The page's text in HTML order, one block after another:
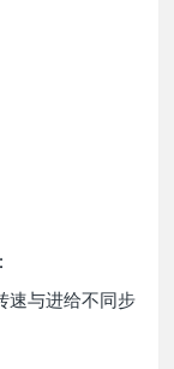
速与进给不同步